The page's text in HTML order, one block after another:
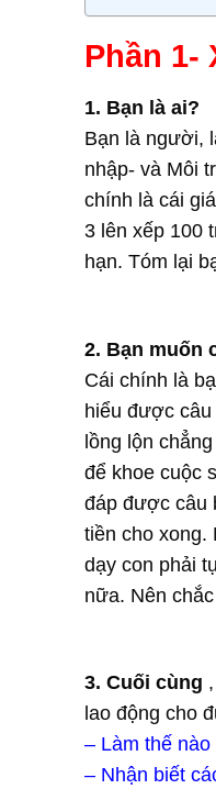
Phần
1. Bạn là ai?
Bạn là người,
nhập- và Môi
chính là cái
3 lên xếp 100
hạn. Tóm lại
2. Bạn muốn
Cái chính là
hiểu được
lồng lộn
để khoe cuộc
đáp được câu
tiền cho xong.
dạy con phải
nữa. Nên
3. Cuối cùng
lao động cho
– Làm thế
– Nhận biết